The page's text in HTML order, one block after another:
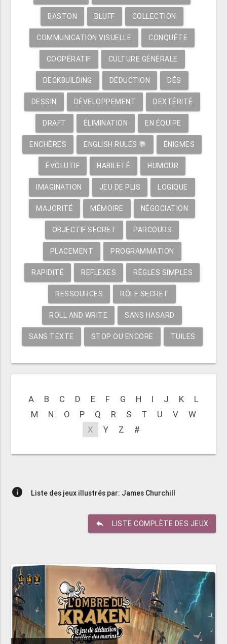
BASTON BLUFF COLLECTION
COMMUNICATION VISUELLE CONQUÊTE
COOPÉRATIF CULTURE GÉNÉRALE
DECKBUILDING DÉDUCTION DÉS
DESSIN DÉVELOPPEMENT DEXTÉRITÉ
DRAFT ÉLIMINATION EN ÉQUIPE
ENCHÈRES ENGLISH RULES 💬 ÉNIGMES
ÉVOLUTIF HABILETÉ HUMOUR
IMAGINATION JEU DE PLIS LOGIQUE
MAJORITÉ MÉMOIRE NÉGOCIATION
OBJECTIF SECRET PARCOURS
PLACEMENT PROGRAMMATION
RAPIDITÉ REFLEXES RÈGLES SIMPLES
RESSOURCES RÔLE SECRET
ROLL AND WRITE SANS HASARD
SANS TEXTE STOP OU ENCORE TUILES
A B C D E F G H I J K
L
M
N O P Q R S T U V
W
X
Y Z #
info Liste des jeux illustrés par: James Churchill
reply LISTE COMPLÈTE DES JEUX